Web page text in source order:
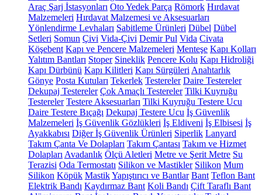
Araç Şarj İstasyonları Oto Yedek Parça Römork Hırdavat
Malzemeleri Hırdavat Malzemesi ve Aksesuarları
Yönlendirme Levhaları Sabitleme Ürünleri Dübel Dübel
Setleri Somun Çivi Vida-Çivi Demir Pul Vida Civata
Köşebent Kapı ve Pencere Malzemeleri Menteşe Kapı Kolları
Yalıtım Bantları Stoper Sineklik Pencere Kolu Kapı Hidroliği
Kapı Dürbünü Kapı Kilitleri Kapı Sürgüleri Anahtarlık
Gönye Posta Kutuları Tekerlek Testereler Daire Testereler
Dekupaj Testereler Çok Amaçlı Testereler Tilki Kuyruğu
Testereler Testere Aksesuarları Tilki Kuyruğu Testere Ucu
Daire Testere Bıçağı Dekupaj Testere Ucu İş Güvenlik
Malzemeleri İş Güvenlik Gözlükleri İş Eldiveni İş Elbisesi İş
Ayakkabısı Diğer İş Güvenlik Ürünleri Siperlik Lanyard
Takım Çanta Ve Dolapları Takım Çantası Takım ve Hizmet
Dolapları Avadanlık Ölçü Aletleri Metre ve Şerit Metre Su
Terazisi Oda Termostatı Silikon ve Mastikler Silikon Mum
Silikon Köpük MastikYapıştırıcı ve Bantlar Bant Teflon Bant
Elektrik Bandı Kaydırmaz Bant Koli Bandı Çift Taraflı Bant